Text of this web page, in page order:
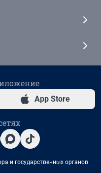
App Store
и государственных органов